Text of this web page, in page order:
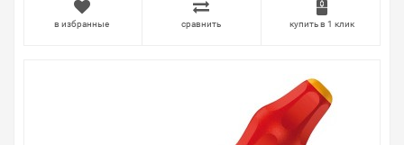
в избранные сравнить купить в 1 клик